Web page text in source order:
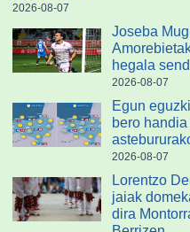
2026-08-07
Joseba
hegala
2026-08-07
Egun
bero handia
2026-08-07
Lorentzo
jaiak
dira